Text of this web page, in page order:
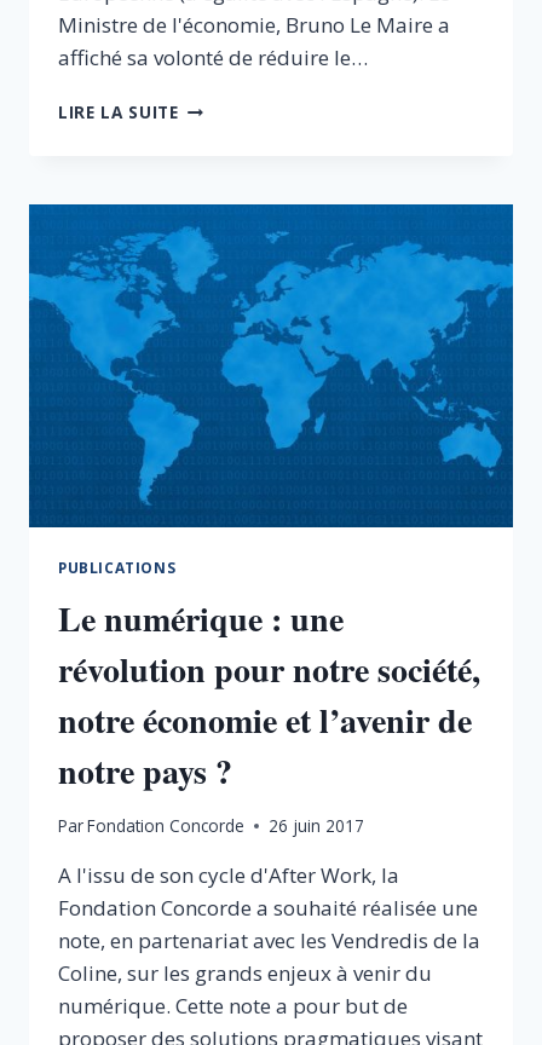
Ministre de l'économie, Bruno Le Maire a
affiché sa volonté de réduire le…
LIRE LA SUITEPAS
RÉDUCTION
DE
DÉPENSE
PUBLIQUE
PUBLICATIONS
Le numérique : une
révolution pour notre société,
notre économie et l’avenir de
notre pays ?
ParFondation Concorde 26 juin 2017
A l'issu de son cycle d'After Work, la
Fondation Concorde a souhaité réalisée une
note, en partenariat avec les Vendredis de la
Coline, sur les grands enjeux à venir du
numérique. Cette note a pour but de
proposer des solutions pragmatiques visant